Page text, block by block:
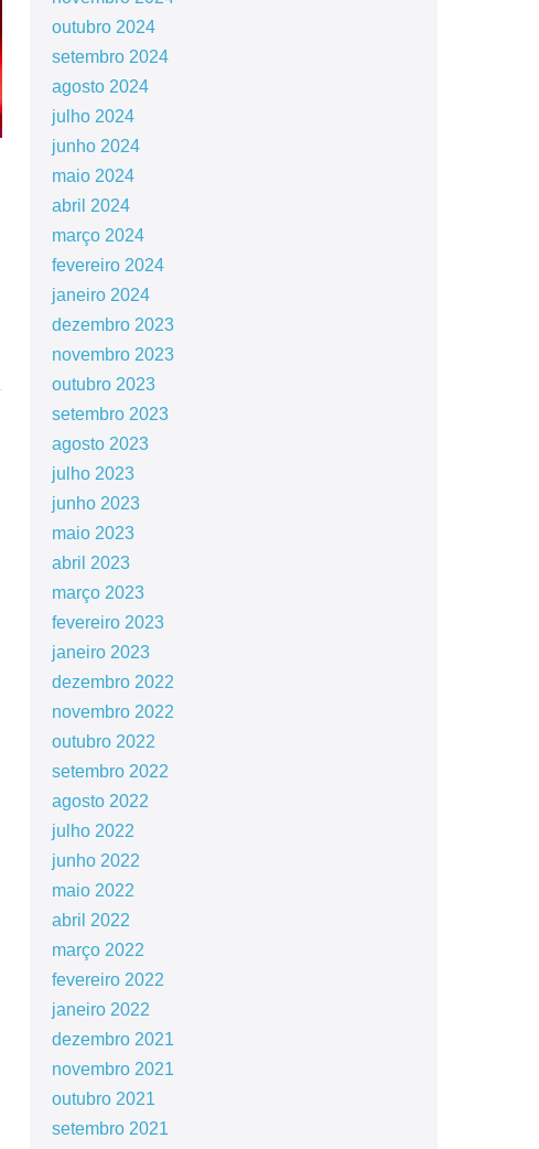
outubro 2024
setembro 2024
agosto 2024
julho 2024
junho 2024
maio 2024
abril 2024
março 2024
fevereiro 2024
janeiro 2024
dezembro 2023
novembro 2023
outubro 2023
setembro 2023
agosto 2023
julho 2023
junho 2023
maio 2023
abril 2023
março 2023
fevereiro 2023
janeiro 2023
dezembro 2022
novembro 2022
outubro 2022
setembro 2022
agosto 2022
julho 2022
junho 2022
maio 2022
abril 2022
março 2022
fevereiro 2022
janeiro 2022
dezembro 2021
novembro 2021
outubro 2021
setembro 2021